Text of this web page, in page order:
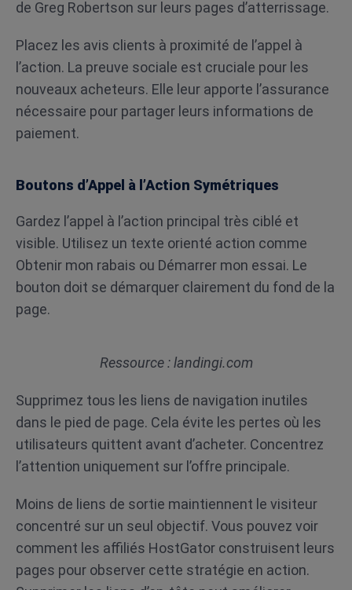
de Greg Robertson sur leurs pages d’atterrissage.
Placez les avis clients à proximité de l’appel à
l’action. La preuve sociale est cruciale pour les
nouveaux acheteurs. Elle leur apporte l’assurance
nécessaire pour partager leurs informations de
paiement.
Boutons d’Appel à l’Action Symétriques
Gardez l’appel à l’action principal très ciblé et
visible. Utilisez un texte orienté action comme
Obtenir mon rabais ou Démarrer mon essai. Le
bouton doit se démarquer clairement du fond de la
page.
Ressource : landingi.com
Supprimez tous les liens de navigation inutiles
dans le pied de page. Cela évite les pertes où les
utilisateurs quittent avant d’acheter. Concentrez
l’attention uniquement sur l’offre principale.
Moins de liens de sortie maintiennent le visiteur
concentré sur un seul objectif. Vous pouvez voir
comment les affiliés HostGator construisent leurs
pages pour observer cette stratégie en action.